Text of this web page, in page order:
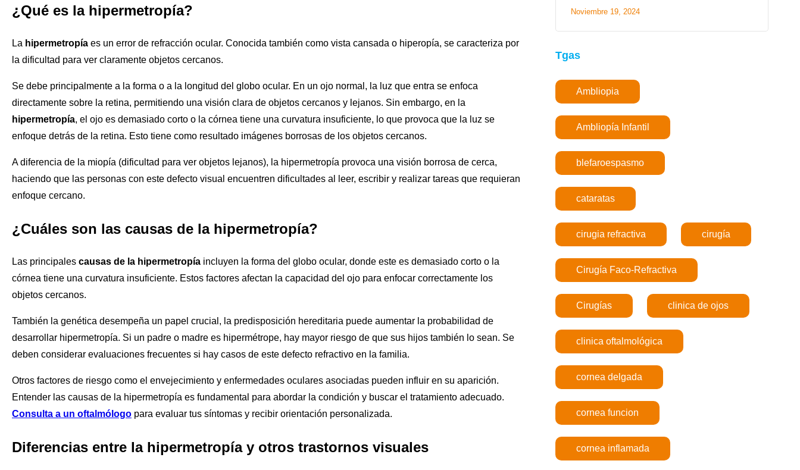
¿Qué es la hipermetropía?
La hipermetropía es un error de refracción ocular. Conocida también como vista cansada o hiperopía, se caracteriza por
la dificultad para ver claramente objetos cercanos.
Se debe principalmente a la forma o a la longitud del globo ocular. En un ojo normal, la luz que entra se enfoca
directamente sobre la retina, permitiendo una visión clara de objetos cercanos y lejanos. Sin embargo, en la
hipermetropía, el ojo es demasiado corto o la córnea tiene una curvatura insuficiente, lo que provoca que la luz se
enfoque detrás de la retina. Esto tiene como resultado imágenes borrosas de los objetos cercanos.
A diferencia de la miopía (dificultad para ver objetos lejanos), la hipermetropía provoca una visión borrosa de cerca,
haciendo que las personas con este defecto visual encuentren dificultades al leer, escribir y realizar tareas que requieran
enfoque cercano.
¿Cuáles son las causas de la hipermetropía?
Las principales causas de la hipermetropía incluyen la forma del globo ocular, donde este es demasiado corto o la
córnea tiene una curvatura insuficiente. Estos factores afectan la capacidad del ojo para enfocar correctamente los
objetos cercanos.
También la genética desempeña un papel crucial, la predisposición hereditaria puede aumentar la probabilidad de
desarrollar hipermetropía. Si un padre o madre es hipermétrope, hay mayor riesgo de que sus hijos también lo sean. Se
deben considerar evaluaciones frecuentes si hay casos de este defecto refractivo en la familia.
Otros factores de riesgo como el envejecimiento y enfermedades oculares asociadas pueden influir en su aparición.
Entender las causas de la hipermetropía es fundamental para abordar la condición y buscar el tratamiento adecuado.
Consulta a un oftalmólogo para evaluar tus síntomas y recibir orientación personalizada.
Diferencias entre la hipermetropía y otros trastornos visuales
Noviembre 19, 2024
Tgas
Ambliopia
Ambliopía Infantil
blefaroespasmo
cataratas
cirugia refractiva cirugía
Cirugía Faco-Refractiva
Cirugías clinica de ojos
clinica oftalmológica
cornea delgada
cornea funcion
cornea inflamada